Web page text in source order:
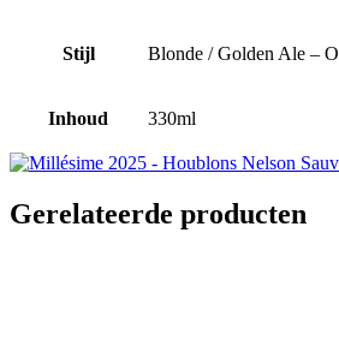
Stijl Blonde / Golden Ale –
Inhoud 330ml
Gerelateerde producten